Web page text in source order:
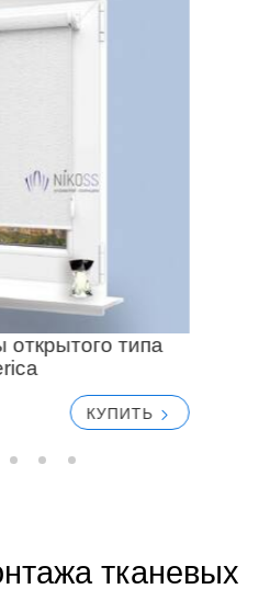
типа
КУПИТЬ
тканевых